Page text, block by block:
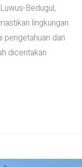
Bedugul,
lingkungan
pengetahuan dan
diceritakan